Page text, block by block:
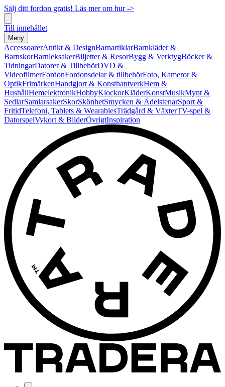
Sälj ditt fordon gratis! Läs mer om hur ->
Till innehållet
Meny
AccessoarerAntikt & DesignBarnartiklarBarnkläder &
BarnskorBarnleksakerBiljetter & ResorBygg & VerktygBöcker &
TidningarDatorer & TillbehörDVD &
VideofilmerFordonFordonsdelar & tillbehörFoto, Kameror &
OptikFrimärkenHandgjort & KonsthantverkHem &
HushållHemelektronikHobbyKlockorKläderKonstMusikMynt &
SedlarSamlarsakerSkorSkönhetSmycken & ÄdelstenarSport &
FritidTelefoni, Tablets & WearablesTrädgård & VäxterTV-spel &
DatorspelVykort & BilderÖvrigtInspiration